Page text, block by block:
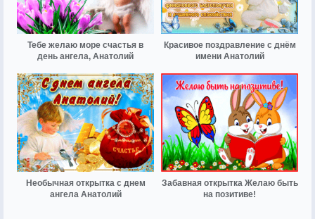
Тебе желаю море счастья в
день ангела, Анатолий
Красивое поздравление с днём
имени Анатолий
Необычная открытка с днем
ангела Анатолий
Забавная открытка Желаю быть
на позитиве!